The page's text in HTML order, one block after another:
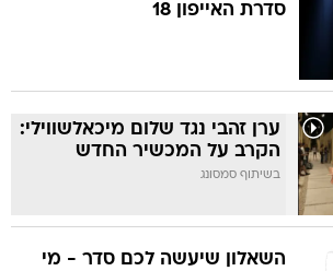
סדרת האייפון 18
ערן זהבי נגד שלום מיכאלשווילי:
הקרב על המכשיר החדש
בשיתוף סמסונג
השאלון שיעשה לכם סדר - מי